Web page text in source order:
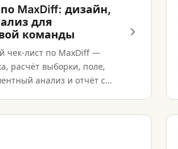
MaxDiff: дизайн,
для
команды
чек-лист по MaxDiff —
расчёт выборки, поле,
анализ и отчёт с